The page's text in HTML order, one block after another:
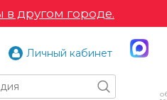
в другом городе.
Личный кабинет